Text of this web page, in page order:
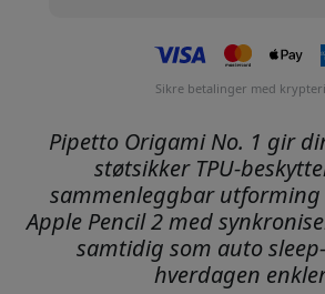
Sikre betalinger med
Pipetto Origami No. 1 gir
støtsikker TPU-
sammenleggbar
Apple Pencil 2 med
samtidig som auto
hverdagen